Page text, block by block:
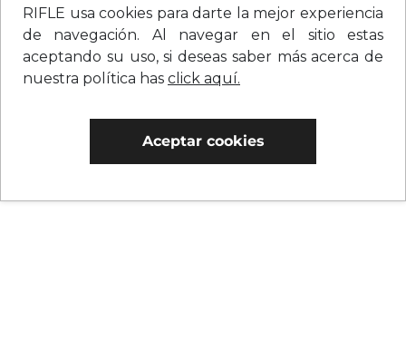
RIFLE usa cookies para darte la mejor experiencia
de navegación. Al navegar en el sitio estas
aceptando su uso, si deseas saber más acerca de
nuestra política has click aquí.
Aceptar cookies